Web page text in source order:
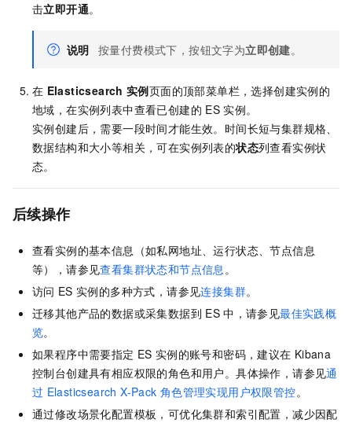
击立即开通。
说明 按量付费模式下，按钮文字为立即创建。
在 Elasticsearch 实例页面的顶部菜单栏，选择创建实例的
地域，在实例列表中查看已创建的 ES 实例。
实例创建后，需要一段时间才能生效。时间长短与集群规格、
数据结构和大小等相关，可在实例列表的状态列查看实例状
态。
后续操作
查看实例的基本信息（如私网地址、运行状态、节点信息
等），请参见查看集群状态和节点信息。
访问 ES 实例的多种方式，请参见连接集群。
迁移其他产品的数据或采集数据到 ES 中，请参见最佳实践概
览。
如果程序中需要指定 ES 实例的账号和密码，建议在 Kibana
控制台创建具有相应权限的角色和用户。具体操作，请参见通
过 Elasticsearch X-Pack 角色管理实现用户权限管控。
通过修改场景化配置模板，可优化集群和索引配置，减少因配